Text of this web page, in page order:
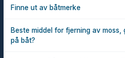
Finne ut av båtmerke
Beste middel for fjerning av moss,
på båt?